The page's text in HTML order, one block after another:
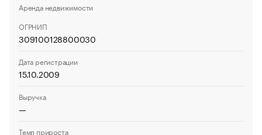
Аренда недвижимости
ОГРНИП
309100128800030
Дата регистрации
15.10.2009
Выручка
—
Темп прироста